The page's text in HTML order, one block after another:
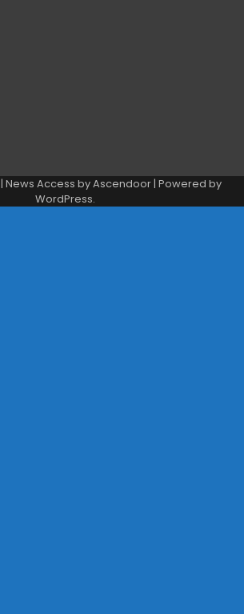
| News Access byAscendoor| Powered by
WordPress.